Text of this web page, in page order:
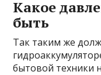
Какое
быть
Так таким же
бытовой техники